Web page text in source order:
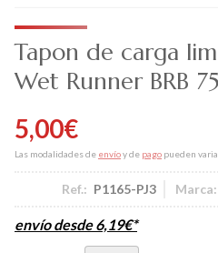
Tapon de carga
Wet Runner BRB 75
5,00€
Las modalidades de envíoy de pago pueden
Ref.: P1165-PJ3 Marca:
envío desde6,19€*